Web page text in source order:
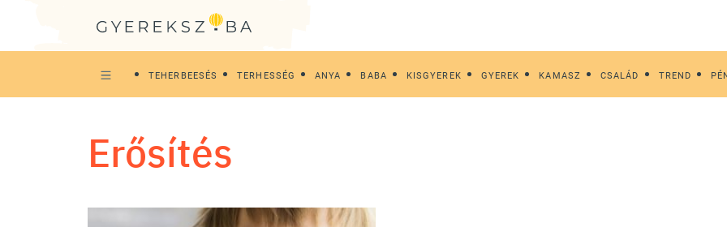
TEHERBEESÉS TERHESSÉG ANYA BABA KISGYEREK GYEREK KAMASZ CSALÁD TREND
erősítés